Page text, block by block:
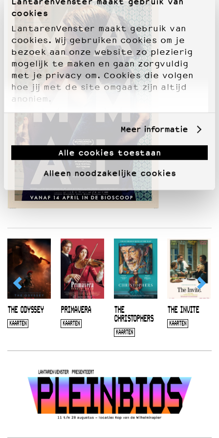
cookies
LantarenVenster maakt gebruik van
cookies. Wij gebruiken cookies om je
bezoek aan onze website zo plezierig
mogelijk te maken en gaan zorgvuldig
met je privacy om. Cookies die volgen
hoe jij met de site omgaat zijn altijd
anoniem.
Meer informatie
Alle cookies toestaan
Alleen noodzakelijke cookies
THE ODYSSEY
KAARTEN
PRIMAVERA
KAARTEN
THE
CHRISTOPHERS
KAARTEN
THE INVITE
KAARTEN